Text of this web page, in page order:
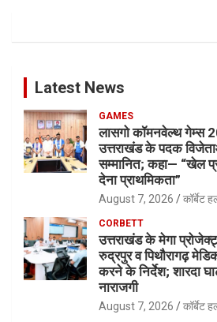
Latest News
GAMES
लासगो कॉमनवेल्थ गेम्स
उत्तराखंड के पदक
सम्मानित; कहा— “खेल
देना प्राथमिकता”
August 7, 2026 कॉर्बेट
CORBETT
उत्तराखंड के मेगा
रुद्रपुर व पिथौरागढ़
करने के निर्देश; शारदा
नाराजगी
August 7, 2026 कॉर्बेट